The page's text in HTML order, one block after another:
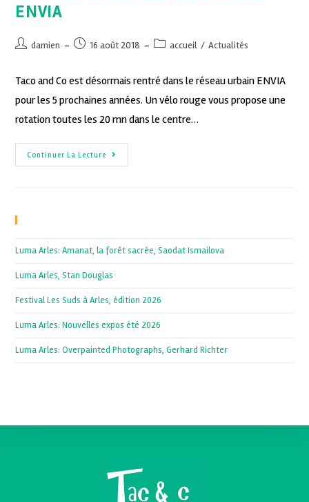
ENVIA
damien 16 août 2018 accueil / Actualités
Taco and Co est désormais rentré dans le réseau urbain ENVIA
pour les 5 prochaines années. Un vélo rouge vous propose une
rotation toutes les 20 mn dans le centre…
Continuer La Lecture
Luma Arles: Amanat, la forêt sacrée, Saodat Ismailova
Luma Arles, Stan Douglas
Festival Les Suds à Arles, édition 2026
Luma Arles: Nouvelles expos été 2026
Luma Arles: Overpainted Photographs, Gerhard Richter